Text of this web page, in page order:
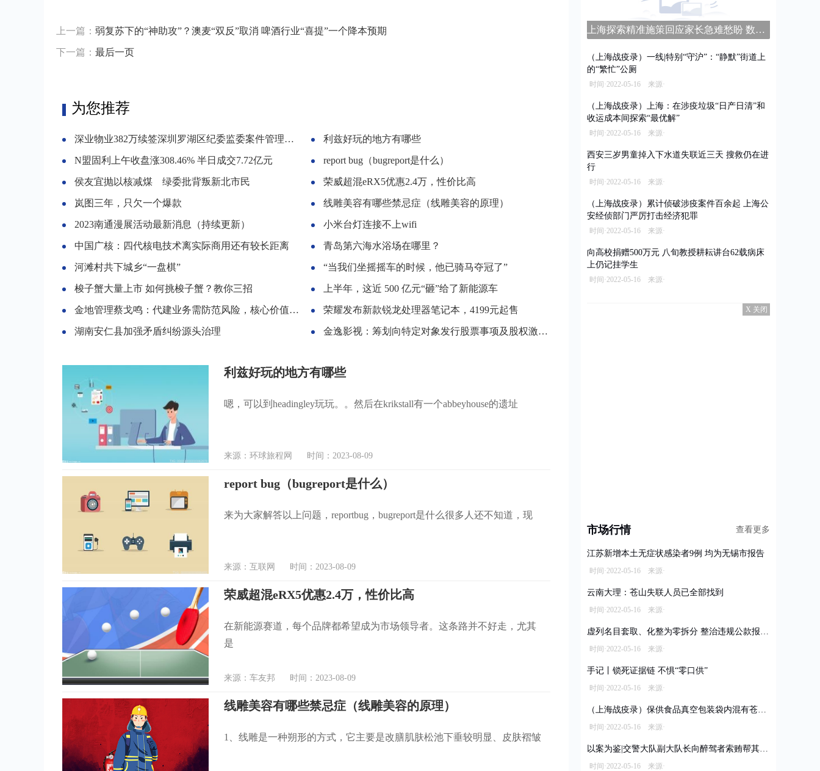
上一篇： 弱复苏下的“神助攻”？澳麦“双反”取消 啤酒行业“喜提”一个降本预期
下一篇： 最后一页
为您推荐
深业物业382万续签深圳罗湖区纪委监委案件管理基地物管项目
N盟固利上午收盘涨308.46% 半日成交7.72亿元
侯友宜抛以核减煤 绿委批背叛新北市民
岚图三年，只欠一个爆款
2023南通漫展活动最新消息（持续更新）
中国广核：四代核电技术离实际商用还有较长距离
河滩村共下城乡“一盘棋”
梭子蟹大量上市 如何挑梭子蟹？教你三招
金地管理蔡戈鸣：代建业务需防范风险，核心价值是降成本
湖南安仁县加强矛盾纠纷源头治理
利兹好玩的地方有哪些
report bug（bugreport是什么）
荣威超混eRX5优惠2.4万，性价比高
线雕美容有哪些禁忌症（线雕美容的原理）
小米台灯连接不上wifi
青岛第六海水浴场在哪里？
“当我们坐摇摇车的时候，他已骑马夺冠了”
上半年，这近 500 亿元“砸”给了新能源车
荣耀发布新款锐龙处理器笔记本，4199元起售
金逸影视：筹划向特定对象发行股票事项及股权激励事项
利兹好玩的地方有哪些
嗯，可以到headingley玩玩。。然后在krikstall有一个abbeyhouse的遗址
来源：环球旅程网 时间：2023-08-09
report bug（bugreport是什么）
来为大家解答以上问题，reportbug，bugreport是什么很多人还不知道，现
来源：互联网 时间：2023-08-09
荣威超混eRX5优惠2.4万，性价比高
在新能源赛道，每个品牌都希望成为市场领导者。这条路并不好走，尤其
是
来源：车友邦 时间：2023-08-09
线雕美容有哪些禁忌症（线雕美容的原理）
1、线雕是一种朔形的方式，它主要是改膳肌肤松池下垂较明显、皮肤褶皱
上海探索精准施策回应家长急难愁盼 数字家长学校平台上线
（上海战疫录）一线|特别“守沪”：“静默”街道上
的“繁忙”公厕
时间·2022-05-16 来源·
（上海战疫录）上海：在涉疫垃圾“日产日清”和
收运成本间探索“最优解”
时间·2022-05-16 来源·
西安三岁男童掉入下水道失联近三天 搜救仍在进
行
时间·2022-05-16 来源·
（上海战疫录）累计侦破涉疫案件百余起 上海公
安经侦部门严厉打击经济犯罪
时间·2022-05-16 来源·
向高校捐赠500万元 八旬教授耕耘讲台62载病床
上仍记挂学生
时间·2022-05-16 来源·
X 关闭
市场行情 查看更多
江苏新增本土无症状感染者9例 均为无锡市报告
时间·2022-05-16 来源·
云南大理：苍山失联人员已全部找到
时间·2022-05-16 来源·
虚列名目套取、化整为零拆分 整治违规公款报销乱象
时间·2022-05-16 来源·
手记丨锁死证据链 不惧“零口供”
时间·2022-05-16 来源·
（上海战疫录）保供食品真空包装袋内混有苍蝇 经销商被立案调查拟罚款10万元
时间·2022-05-16 来源·
以案为鉴|交警大队副大队长向醉驾者索贿帮其脱罪
时间·2022-05-16 来源·